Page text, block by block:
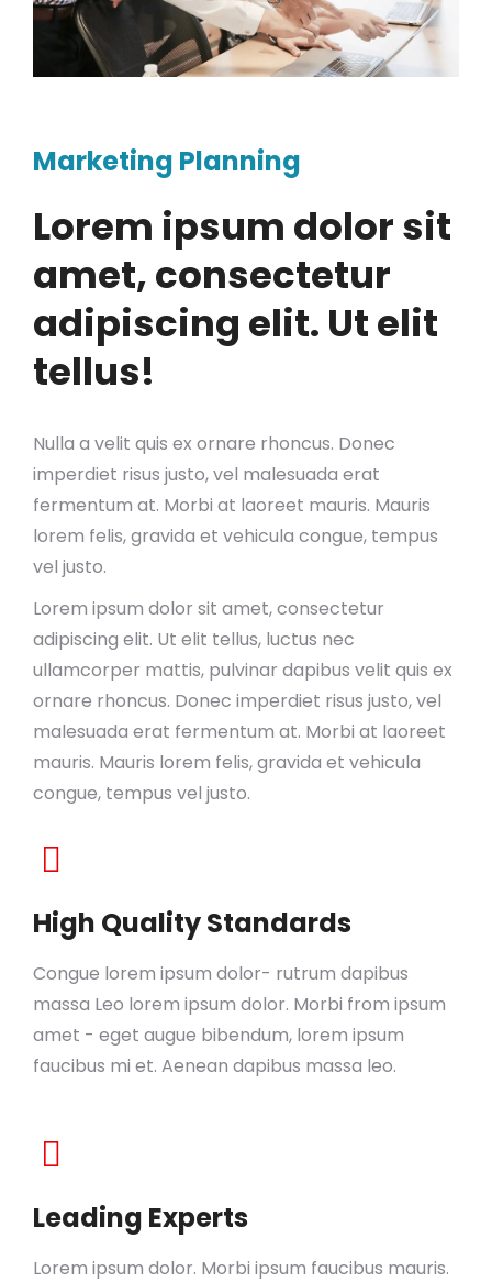
Marketing Planning
Lorem ipsum dolor sit
amet, consectetur
adipiscing elit. Ut elit
tellus!
Nulla a velit quis ex ornare rhoncus. Donec
imperdiet risus justo, vel malesuada erat
fermentum at. Morbi at laoreet mauris. Mauris
lorem felis, gravida et vehicula congue, tempus
vel justo.
Lorem ipsum dolor sit amet, consectetur
adipiscing elit. Ut elit tellus, luctus nec
ullamcorper mattis, pulvinar dapibus velit quis ex
ornare rhoncus. Donec imperdiet risus justo, vel
malesuada erat fermentum at. Morbi at laoreet
mauris. Mauris lorem felis, gravida et vehicula
congue, tempus vel justo.
High Quality Standards
Congue lorem ipsum dolor- rutrum dapibus
massa Leo lorem ipsum dolor. Morbi from ipsum
amet - eget augue bibendum, lorem ipsum
faucibus mi et. Aenean dapibus massa leo.
Leading Experts
Lorem ipsum dolor. Morbi ipsum faucibus mauris.